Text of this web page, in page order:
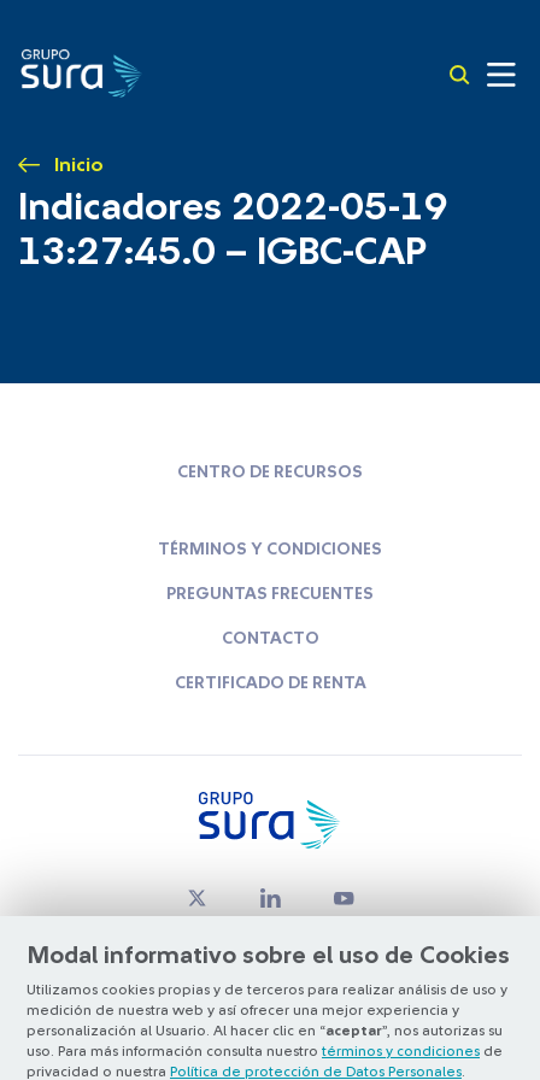
Inicio
Indicadores 2022-05-19
13:27:45.0 – IGBC-CAP
Modal informativo sobre el uso de Cookies
Utilizamos cookies propias y de terceros para realizar análisis de uso y
medición de nuestra web y así ofrecer una mejor experiencia y
personalización al Usuario. Al hacer clic en “aceptar”, nos autorizas su
uso. Para más información consulta nuestro términos y condiciones de
privacidad o nuestra Política de protección de Datos Personales
CENTRO DE RECURSOS
TÉRMINOS Y CONDICIONES
PREGUNTAS FRECUENTES
CONTACTO
CERTIFICADO DE RENTA
© Copyright Grupo SURA 2026